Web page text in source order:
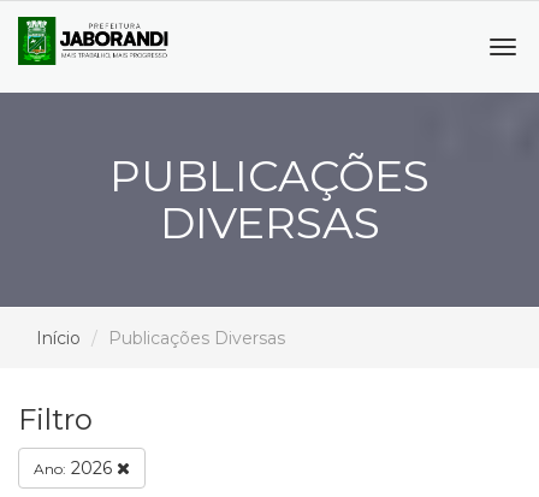
PUBLICAÇÕES
DIVERSAS
Início Publicações Diversas
Filtro
Ano: 2026